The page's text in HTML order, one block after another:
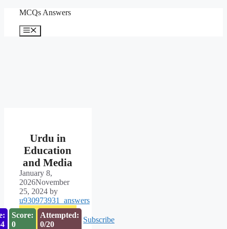
content
MCQs Answers
Menu
Urdu in
Education
and Media
January 8,
2026November
25, 2024 by
u930973931_answers
Score:
0
Attempted:
0/20
Subscribe